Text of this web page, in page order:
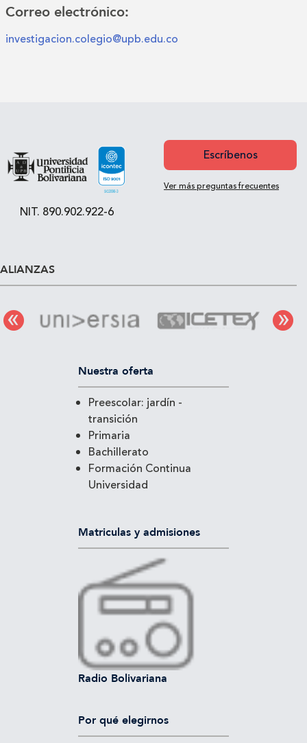
Correo electrónico:
investigacion.colegio@upb.edu.co
NIT. 890.902.922-6
Escríbenos
Ver más preguntas frecuentes
ALIANZAS
Nuestra oferta
Preescolar: jardín -
transición
Primaria
Bachillerato
Formación Continua
Universidad
Matriculas y admisiones
Radio Bolivariana
Por qué elegirnos